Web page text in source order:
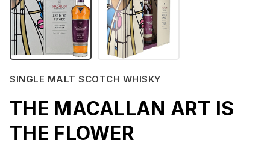
SINGLE MALT SCOTCH WHISKY
THE MACALLAN ART IS
THE FLOWER